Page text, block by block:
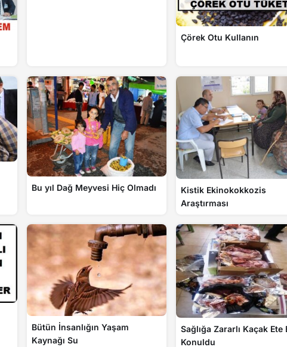
Çörek Otu Kullanın
Bu yıl Dağ Meyvesi Hiç Olmadı
Kistik Ekinokokkozis
Araştırması
Bütün İnsanlığın Yaşam
Kaynağı Su
Sağlığa Zararlı Kaçak Ete
Konuldu